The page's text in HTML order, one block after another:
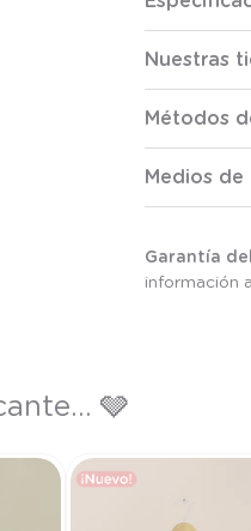
Nuestras
Métodos
Medios de
Garantía
información
🩶